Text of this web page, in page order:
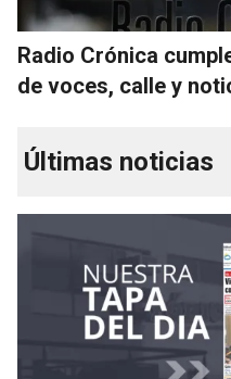
Radio Crónica
de voces, calle y
Últimas noticias